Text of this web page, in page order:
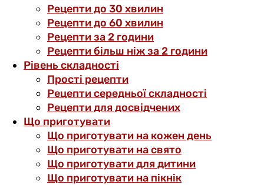
Рецепти до 30 хвилин
Рецепти до 60 хвилин
Рецепти за 2 години
Рецепти більш ніж за 2 години
Рівень складності
Прості рецепти
Рецепти середньої складності
Рецепти для досвідчених
Що приготувати
Що приготувати на кожен день
Що приготувати на свято
Що приготувати для дитини
Що приготувати на пікнік